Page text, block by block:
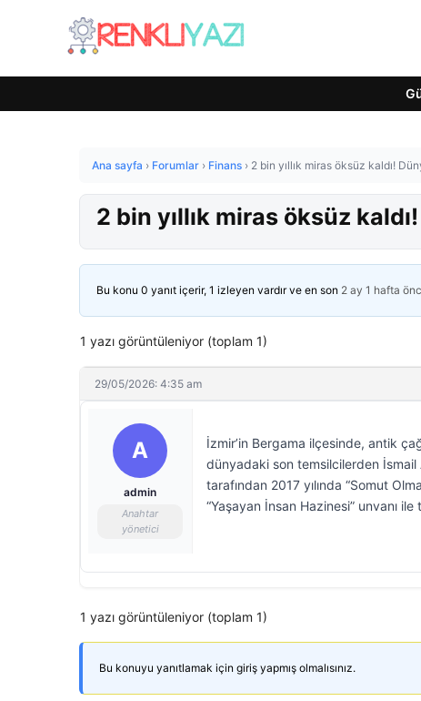
Ana sayfa › Forumlar › Finans › 2 bin yıllık miras öksüz kaldı!
2 bin yıllık miras öksüz
Bu konu 0 yanıt içerir, 1 izleyen vardır ve en son 2 ay 1 hafta
1 yazı görüntüleniyor (toplam 1)
29/05/2026: 4:35 am
A
admin
Anahtar
yönetici
İzmir’in Bergama ilçesinde, antik
dünyadaki son temsilcilerden İsmail
tarafından 2017 yılında “Somut
“Yaşayan İnsan Hazinesi” unvanı ile
1 yazı görüntüleniyor (toplam 1)
Bu konuyu yanıtlamak için giriş yapmış olmalısınız.